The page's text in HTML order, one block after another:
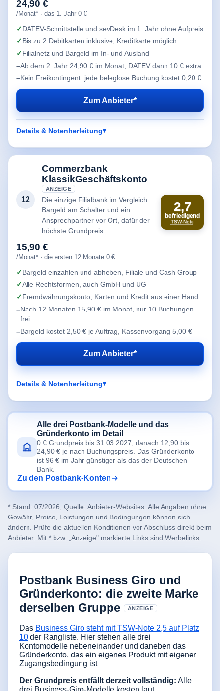
24,90 €
/Monat* · das 1. Jahr 0 €
DATEV-Schnittstelle und sevDesk im 1. Jahr ohne Aufpreis
Bis zu 2 Debitkarten inklusive, Kreditkarte möglich
Filialnetz und Bargeld im In- und Ausland
Ab dem 2. Jahr 24,90 € im Monat, DATEV dann 10 € extra
Kein Freikontingent: jede beleglose Buchung kostet 0,20 €
Zum Anbieter*
Details & Notenherleitung
12
Commerzbank
KlassikGeschäftskonto
ANZEIGE
Die einzige Filialbank im Vergleich:
Bargeld am Schalter und ein
Ansprechpartner vor Ort, dafür der
höchste Grundpreis.
2,7
befriedigend
TSW-Note
15,90 €
/Monat* · die ersten 12 Monate 0 €
Bargeld einzahlen und abheben, Filiale und Cash Group
Alle Rechtsformen, auch GmbH und UG
Fremdwährungskonto, Karten und Kredit aus einer Hand
Nach 12 Monaten 15,90 € im Monat, nur 10 Buchungen
frei
Bargeld kostet 2,50 € je Auftrag, Kassenvorgang 5,00 €
Zum Anbieter*
Details & Notenherleitung
Alle drei Postbank-Modelle und das
Gründerkonto im Detail
0 € Grundpreis bis 31.03.2027, danach 12,90 bis
24,90 € je nach Buchungspreis. Das Gründerkonto
ist 96 € im Jahr günstiger als das der Deutschen
Bank.
Zu den Postbank-Konten
* Stand: 07/2026, Quelle: Anbieter-Websites. Alle Angaben ohne
Gewähr, Preise, Leistungen und Bedingungen können sich
ändern. Prüfe die aktuellen Konditionen vor Abschluss direkt beim
Anbieter. Mit * bzw. „Anzeige" markierte Links sind Werbelinks.
Postbank Business Giro und
Gründerkonto: die zweite Marke
derselben Gruppe
ANZEIGE
Das Business Giro steht mit TSW-Note 2,5 auf Platz
10 der Rangliste. Hier stehen alle drei
Kontomodelle nebeneinander und daneben das
Gründerkonto, das ein eigenes Produkt mit eigener
Zugangsbedingung ist
Der Grundpreis entfällt derzeit vollständig: Alle